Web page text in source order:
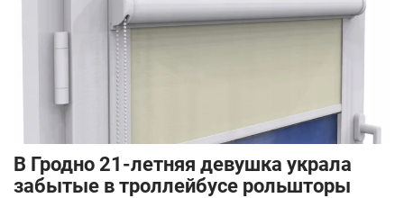
В Гродно 21-летняя девушка украла
забытые в троллейбусе рольшторы